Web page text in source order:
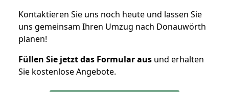
Kontaktieren Sie uns noch heute und lassen Sie
uns gemeinsam Ihren Umzug nach Donauwörth
planen!
Füllen Sie jetzt das Formular aus und erhalten
Sie kostenlose Angebote.